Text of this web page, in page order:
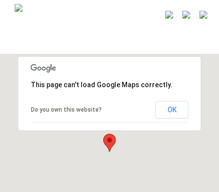
This page can't load Google Maps correctly.
Do you own this website? OK